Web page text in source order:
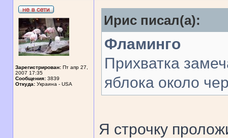
Зарегистрирован: Пт апр 27,
2007 17:35
Сообщения: 3839
Откуда: Украина - USA
Ирис писал(а):
Фламинго
Прихватка
яблока около
Я строчку